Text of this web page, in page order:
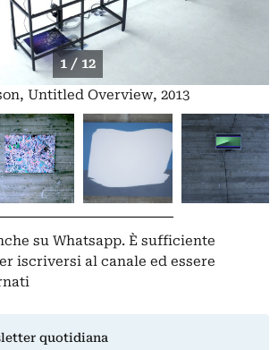
1 / 12
Untitled Overview, 2013
su Whatsapp. È sufficiente
iscriversi al canale ed essere
quotidiana